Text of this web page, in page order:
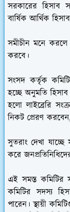
সরকারের হিসাব
বার্ষিক আর্থিক
সমীচীন মনে করলে
করবে।
সংসদ কর্তৃক
হচ্ছে অনুমতি
হলো লাইব্রেরি
নিকট প্রেরণ
সুতরাং দেখা যাচ্ছে
করে
এই সমস্ত কমিটির
কমিটির সদস্য
পারেন। স্থায়ী